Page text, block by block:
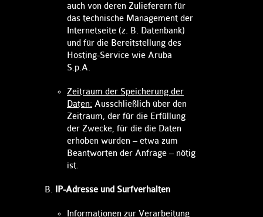
auch von deren Zulieferern für
das technische Management der
Internetseite (z. B. Datenbank)
und für die Bereitstellung des
Hosting-Service wie Aruba
S.p.A.
Zeitraum der Speicherung der
Daten: Ausschließlich über den
Zeitraum, der für die Erfüllung
der Zwecke, für die die Daten
erhoben wurden – etwa zum
Beantworten der Anfrage – nötig
ist.
IP-Adresse und Surfverhalten
Informationen zur Verarbeitung